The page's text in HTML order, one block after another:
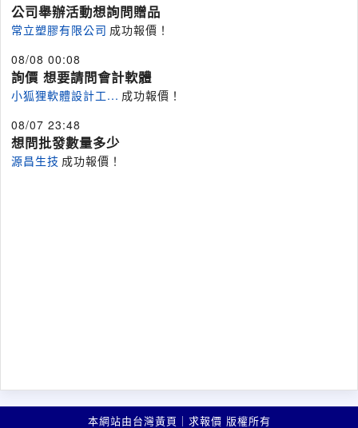
公司舉辦活動想詢問贈品
常立塑膠有限公司 成功報價！
08/08 00:08
詢價 想要請問會計軟體
小狐狸軟體設計工... 成功報價！
08/07 23:48
想問批發數量多少
源昌生技 成功報價！
本網站由台灣黃頁｜求報價 版權所有